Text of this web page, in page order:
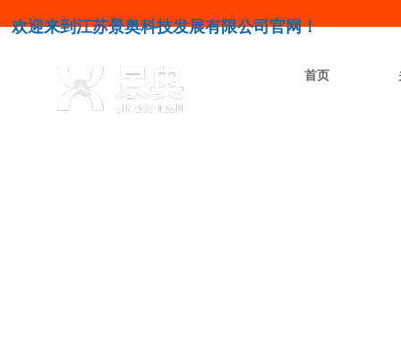
欢迎来到江苏景奥科技发展有限公司官网！
首页